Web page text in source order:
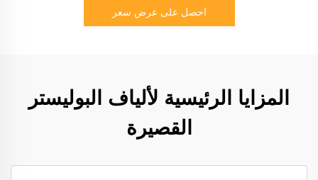
احصل على عرض سعر
المزايا الرئيسية لألياف البوليستر
القصيرة